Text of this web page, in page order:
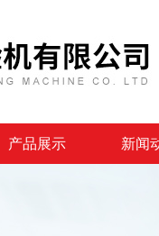
产品展示 新闻